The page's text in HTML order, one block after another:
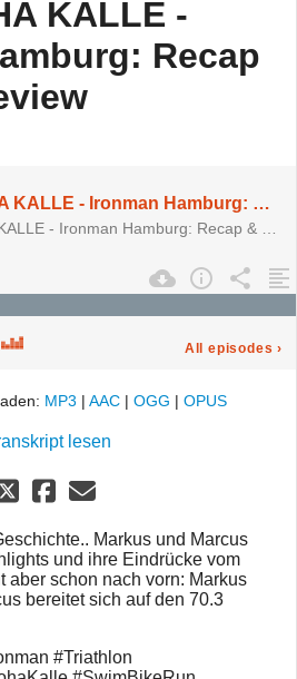
KALLE -
Recap
#407 ALOHA KALLE - Ironman Hamburg: Recap & Race Preview
All episodes ›
MP3 | AAC | OGG | OPUS
lesen
Markus und Marcus
und ihre Eindrücke vom
aber schon nach vorn: Markus
bereitet sich auf den 70.3
#Triathlon